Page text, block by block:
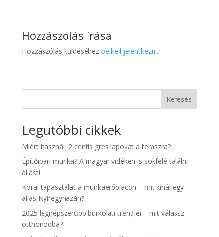
Hozzászólás írása
Hozzászólás küldéséhez be kell jelentkezni.
Keresés
Legutóbbi cikkek
Miért használj 2 centis gres lapokat a teraszra?
Építőipari munka? A magyar vidéken is sokfelé találni
állást!
Korai tapasztalat a munkaerőpiacon – mit kínál egy
állás Nyíregyházán?
2025 legnépszerűbb burkolati trendjei – mit válassz
otthonodba?